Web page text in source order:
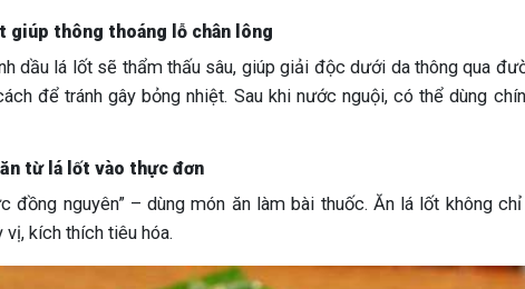
giúp thông thoáng lỗ chân lông
dầu lá lốt sẽ thẩm thấu sâu, giúp giải độc dưới da thông qua
để tránh gây bỏng nhiệt. Sau khi nước nguội, có thể dùng
từ lá lốt vào thực đơn
đồng nguyên” – dùng món ăn làm bài thuốc. Ăn lá lốt không
kích thích tiêu hóa.